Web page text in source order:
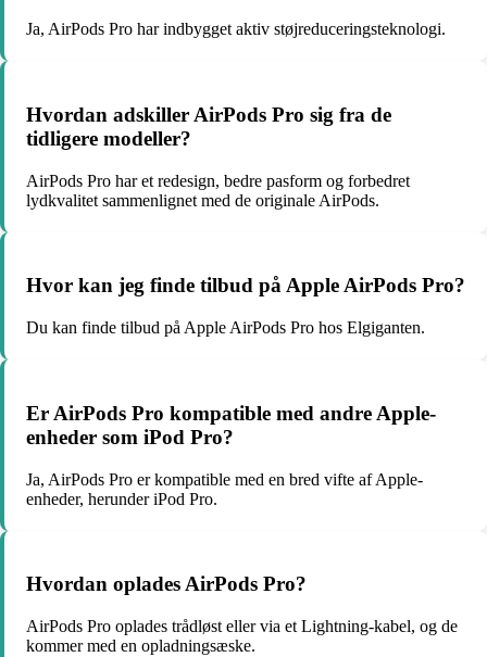
Ja, AirPods Pro har indbygget aktiv støjreduceringsteknologi.
Hvordan adskiller AirPods Pro sig fra de
tidligere modeller?
AirPods Pro har et redesign, bedre pasform og forbedret
lydkvalitet sammenlignet med de originale AirPods.
Hvor kan jeg finde tilbud på Apple AirPods Pro?
Du kan finde tilbud på Apple AirPods Pro hos Elgiganten.
Er AirPods Pro kompatible med andre Apple-
enheder som iPod Pro?
Ja, AirPods Pro er kompatible med en bred vifte af Apple-
enheder, herunder iPod Pro.
Hvordan oplades AirPods Pro?
AirPods Pro oplades trådløst eller via et Lightning-kabel, og de
kommer med en opladningsæske.